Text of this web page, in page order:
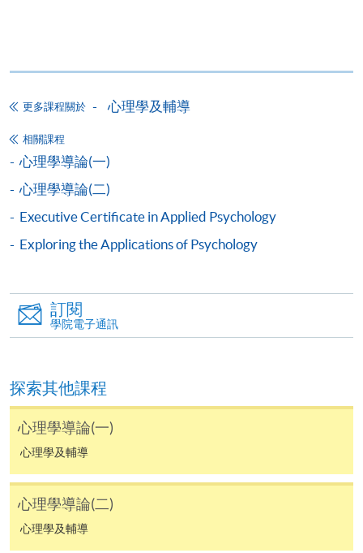
個別課程為須報讀同一學歷頒授課程及其他單元或繳
交下期學費的學員，提供網上服務，如學員就讀的課
程設有此服務，課程負責人會通知學員有關程序。
VISA 或 Mastercard、「微信支付」(Online WeChat
繳付學費。
報讀新課程
凡以「先到先得」為取錄方式的課程，請填妥
SF26報名表，親往報名中心或以郵遞方式連同學
費以及所需證明文件呈交。
更多課程關於 心理學及輔導
相關課程
心理學導論(一)
心理學導論(二)
Executive Certificate in Applied Psychology
Exploring the Applications of Psychology
訂閱
學院電子通訊
探索其他課程
心理學導論(一)
心理學及輔導
心理學導論(二)
心理學及輔導